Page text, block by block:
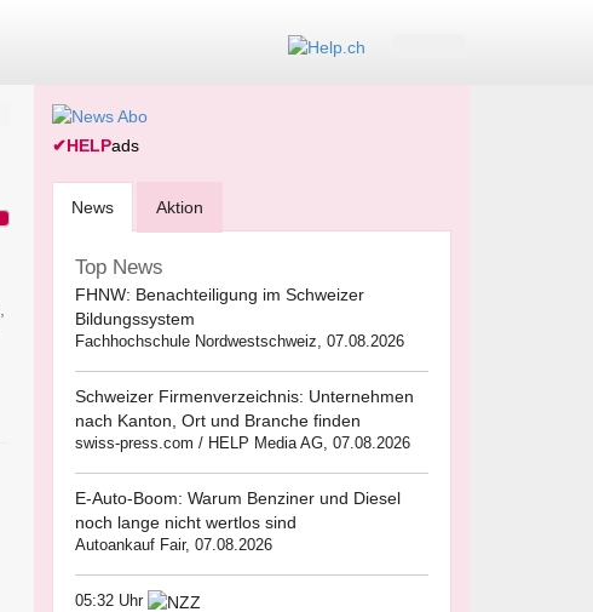
✔HELPads
News Aktion
Top News
FHNW: Benachteiligung im Schweizer
Bildungssystem
Fachhochschule Nordwestschweiz, 07.08.2026
Schweizer Firmenverzeichnis: Unternehmen
nach Kanton, Ort und Branche finden
swiss-press.com / HELP Media AG, 07.08.2026
E-Auto-Boom: Warum Benziner und Diesel
noch lange nicht wertlos sind
Autoankauf Fair, 07.08.2026
05:32 Uhr